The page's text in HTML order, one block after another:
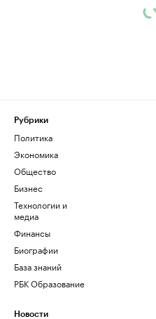
Рубрики
Политика
Экономика
Общество
Бизнес
Технологии и
медиа
Финансы
Биографии
База знаний
РБК Образование
Новости